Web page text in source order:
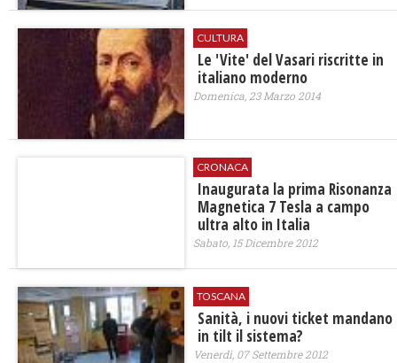
CULTURA
Le 'Vite' del Vasari riscritte in
italiano moderno
Domenica, 23 Marzo 2014
CRONACA
Inaugurata la prima Risonanza
Magnetica 7 Tesla a campo
ultra alto in Italia
Sabato, 15 Dicembre 2012
TOSCANA
Sanità, i nuovi ticket mandano
in tilt il sistema?
Venerdì, 07 Settembre 2012